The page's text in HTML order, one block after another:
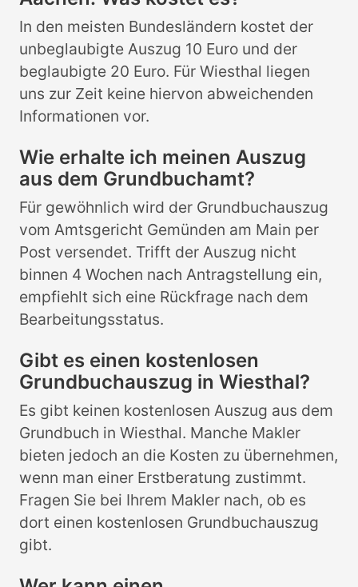
In den meisten Bundesländern kostet der
unbeglaubigte Auszug 10 Euro und der
beglaubigte 20 Euro. Für Wiesthal liegen
uns zur Zeit keine hiervon abweichenden
Informationen vor.
Wie erhalte ich meinen Auszug
aus dem Grundbuchamt?
Für gewöhnlich wird der Grundbuchauszug
vom Amtsgericht Gemünden am Main per
Post versendet. Trifft der Auszug nicht
binnen 4 Wochen nach Antragstellung ein,
empfiehlt sich eine Rückfrage nach dem
Bearbeitungsstatus.
Gibt es einen kostenlosen
Grundbuchauszug in Wiesthal?
Es gibt keinen kostenlosen Auszug aus dem
Grundbuch in Wiesthal. Manche Makler
bieten jedoch an die Kosten zu übernehmen,
wenn man einer Erstberatung zustimmt.
Fragen Sie bei Ihrem Makler nach, ob es
dort einen kostenlosen Grundbuchauszug
gibt.